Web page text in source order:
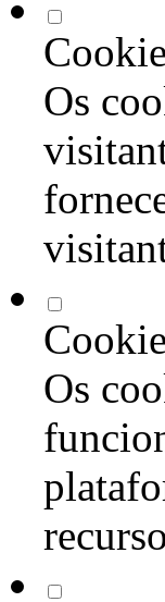
Os
Os